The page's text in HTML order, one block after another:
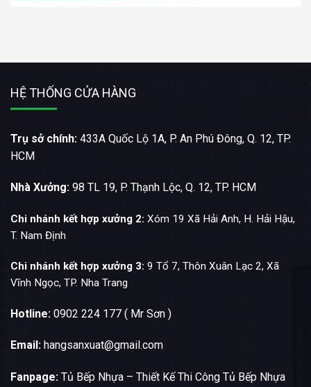
HỆ THỐNG CỬA HÀNG
Trụ sở chính: 433A Quốc Lộ 1A, P. An Phú Đông, Q. 12, TP.
HCM
Nhà Xưởng: 98 TL 19, P. Thạnh Lộc, Q. 12, TP. HCM
Chi nhánh kết hợp xưởng 2: Xóm 19 Xã Hải Anh, H. Hải Hậu,
T. Nam Định
Chi nhánh kết hợp xưởng 3: 9 Tổ 7, Thôn Xuân Lạc 2, Xã
Vĩnh Ngọc, TP. Nha Trang
Hotline: 0902 224 177 ( Mr Sơn )
Email: hangsanxuat@gmail.com
Fanpage: Tủ Bếp Nhựa – Thiết Kế Thi Công Tủ Bếp Nhựa